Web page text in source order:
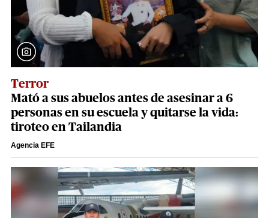
Terror
Mató a sus abuelos antes de asesinar a 6
personas en su escuela y quitarse la vida:
tiroteo en Tailandia
Agencia EFE